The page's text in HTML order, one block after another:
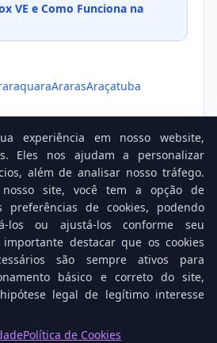
VE e Como Funciona na
ArarasAraçatuba
Relacionadas
experiência em nosso website,
Eles nos ajudam a personalizar
além de analisar nosso tráfego.
site, você tem a opção de
preferências de cookies, podendo
los ou ajustá-los conforme seu
destacar que os cookies
são sempre ativos para
básico e correto do site,
legal de legítimo interesse
Política de Cookies